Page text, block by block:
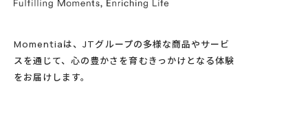
Momentiaは、JTグループの多様な商品やサービ
スを通じて、心の豊かさを育むきっかけとなる体験
をお届けします。